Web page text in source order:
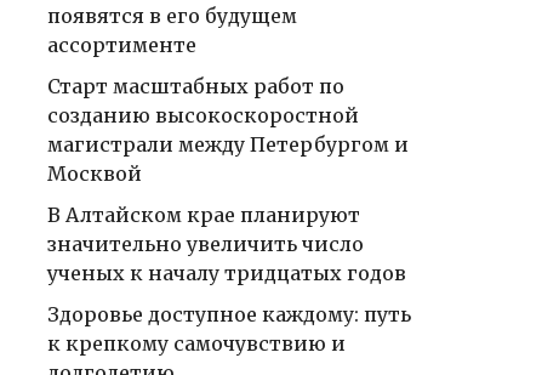
появятся в его будущем
ассортименте
Старт масштабных работ по
созданию высокоскоростной
магистрали между Петербургом и
Москвой
В Алтайском крае планируют
значительно увеличить число
ученых к началу тридцатых годов
Здоровье доступное каждому: путь
к крепкому самочувствию и